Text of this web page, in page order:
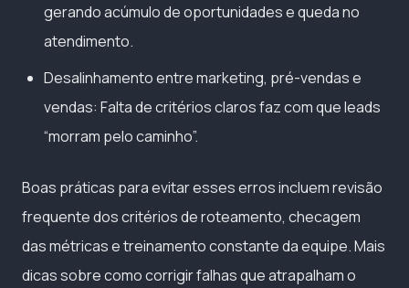
gerando acúmulo de oportunidades e queda no
atendimento.
Desalinhamento entre marketing, pré-vendas e
vendas: Falta de critérios claros faz com que leads
“morram pelo caminho”.
Boas práticas para evitar esses erros incluem revisão
frequente dos critérios de roteamento, checagem
das métricas e treinamento constante da equipe. Mais
dicas sobre como corrigir falhas que atrapalham o